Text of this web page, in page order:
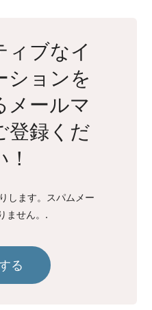
ィブなイ
ションを
メールマ
登録くだ
します。スパムメー
ません。.
る